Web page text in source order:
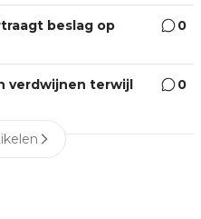
beslag op
0
verdwijnen terwijl
0